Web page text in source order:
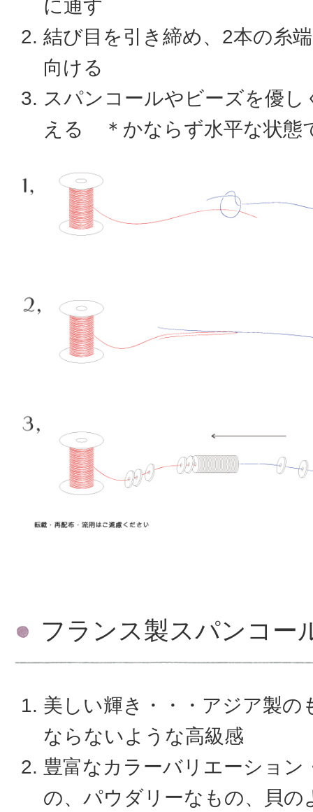
に通す
結び目を引き締め、2本の糸
向ける
スパンコールやビーズを優し
える ＊かならず水平な状態
フランス製スパンコー
美しい輝き・・・アジア製の
ならないような高級感
豊富なカラーバリエーション
の、パウダリーなもの、貝の